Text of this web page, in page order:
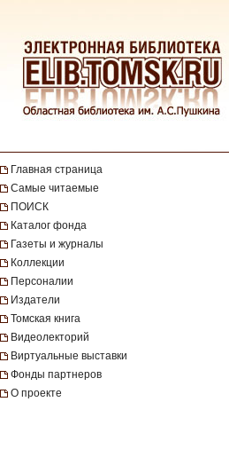
Главная страница
Самые читаемые
ПОИСК
Каталог фонда
Газеты и журналы
Коллекции
Персоналии
Издатели
Томская книга
Видеолекторий
Виртуальные выставки
Фонды партнеров
О проекте